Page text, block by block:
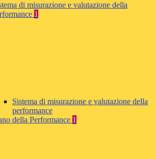
di misurazione e valutazione della
1
Sistema di misurazione e valutazione della
performance
della Performance 1